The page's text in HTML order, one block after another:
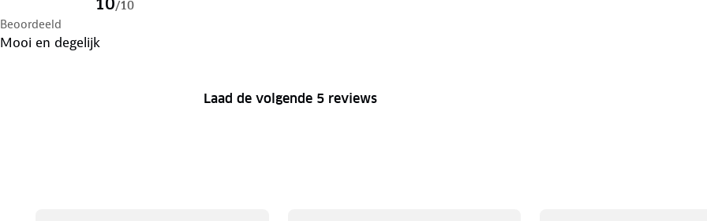
10/10
Beoordeeld
Mooi en degelijk
Laad de volgende 5 reviews